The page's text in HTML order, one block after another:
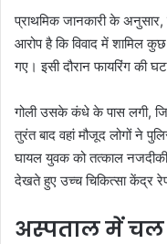
प्राथमिक जानकारी के
आरोप है कि विवाद में शामिल
गए। इसी दौरान फायरिंग की
गोली उसके कंधे के पास लगी,
तुरंत बाद वहां मौजूद लोगों ने
घायल युवक को तत्काल
देखते हुए उच्च चिकित्सा केंद्र
अस्पताल में चल